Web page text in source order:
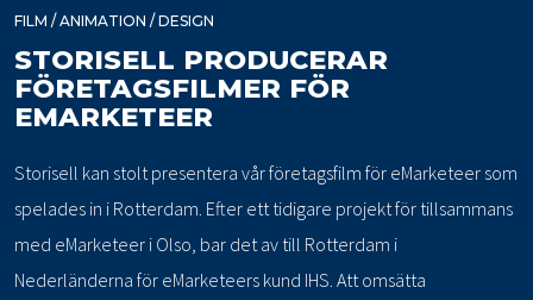
FILM / ANIMATION / DESIGN
STORISELL PRODUCERAR
FÖRETAGSFILMER FÖR
EMARKETEER
Storisell kan stolt presentera vår företagsfilm för eMarketeer som
spelades in i Rotterdam. Efter ett tidigare projekt för tillsammans
med eMarketeer i Olso, bar det av till Rotterdam i
Nederländerna för eMarketeers kund IHS. Att omsätta